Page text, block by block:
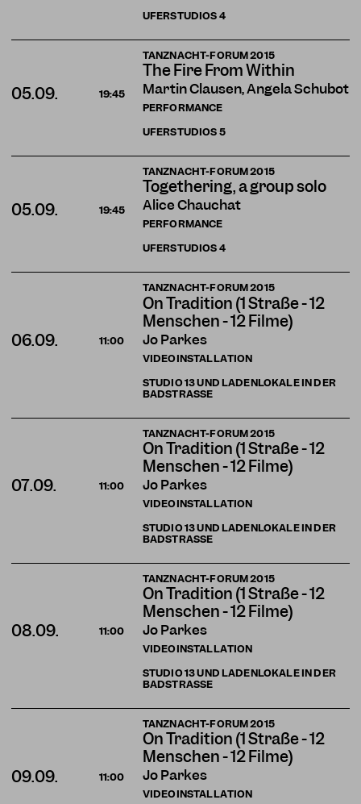
UFERSTUDIOS4
TANZNACHT-FORUM 2015
The Fire From Within
Martin Clausen, Angela Schubot
PERFORMANCE
05.09. 19:45
UFERSTUDIOS5
TANZNACHT-FORUM 2015
Togethering, a group solo
Alice Chauchat
PERFORMANCE
05.09. 19:45
UFERSTUDIOS4
TANZNACHT-FORUM 2015
On Tradition (1 Straße - 12
Menschen - 12 Filme)
Jo Parkes
VIDEOINSTALLATION
06.09. 11:00
STUDIO 13 UND LADENLOKALE IN DER
BADSTRASSE
TANZNACHT-FORUM 2015
On Tradition (1 Straße - 12
Menschen - 12 Filme)
Jo Parkes
VIDEOINSTALLATION
07.09. 11:00
STUDIO 13 UND LADENLOKALE IN DER
BADSTRASSE
TANZNACHT-FORUM 2015
On Tradition (1 Straße - 12
Menschen - 12 Filme)
Jo Parkes
VIDEOINSTALLATION
08.09. 11:00
STUDIO 13 UND LADENLOKALE IN DER
BADSTRASSE
TANZNACHT-FORUM 2015
On Tradition (1 Straße - 12
Menschen - 12 Filme)
Jo Parkes
VIDEOINSTALLATION
09.09. 11:00